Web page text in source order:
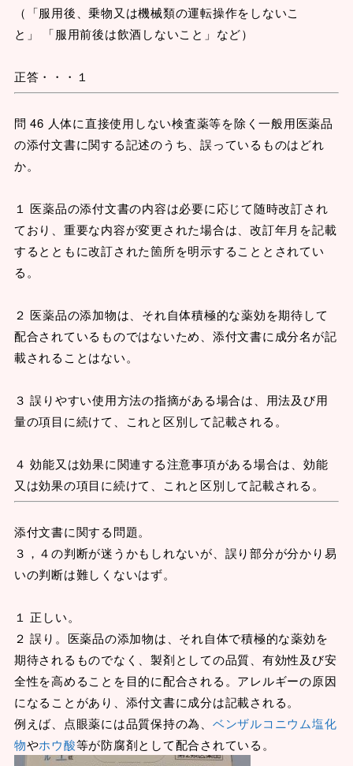
（「服用後、乗物又は機械類の運転操作をしないこ
と」 「服用前後は飲酒しないこと」など）
正答・・・１
問 46 人体に直接使用しない検査薬等を除く一般用医薬品
の添付文書に関する記述のうち、誤っているものはどれ
か。
１ 医薬品の添付文書の内容は必要に応じて随時改訂され
ており、重要な内容が変更された場合は、改訂年月を記載
するとともに改訂された箇所を明示することとされてい
る。
２ 医薬品の添加物は、それ自体積極的な薬効を期待して
配合されているものではないため、添付文書に成分名が記
載されることはない。
３ 誤りやすい使用方法の指摘がある場合は、用法及び用
量の項目に続けて、これと区別して記載される。
４ 効能又は効果に関連する注意事項がある場合は、効能
又は効果の項目に続けて、これと区別して記載される。
添付文書に関する問題。
３，４の判断が迷うかもしれないが、誤り部分が分かり易
いの判断は難しくないはず。
１ 正しい。
２ 誤り。医薬品の添加物は、それ自体で積極的な薬効を
期待されるものでなく、製剤としての品質、有効性及び安
全性を高めることを目的に配合される。アレルギーの原因
になることがあり、添付文書に成分は記載される。
例えば、点眼薬には品質保持の為、 ベンザルコニウム塩化
物やホウ酸等が防腐剤として配合されている。